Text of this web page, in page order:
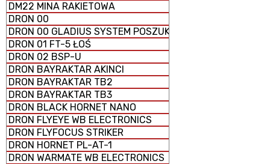
DM22 MINA RAKIETOWA
DRON 00
DRON 00 GLADIUS SYSTEM POSZUKIWAWCZO-
DRON 01 FT-5 ŁOŚ
DRON 02 BSP-U
DRON BAYRAKTAR AKINCI
DRON BAYRAKTAR TB2
DRON BAYRAKTAR TB3
DRON BLACK HORNET NANO
DRON FLYEYE WB ELECTRONICS
DRON FLYFOCUS STRIKER
DRON HORNET PL-AT-1
DRON WARMATE WB ELECTRONICS